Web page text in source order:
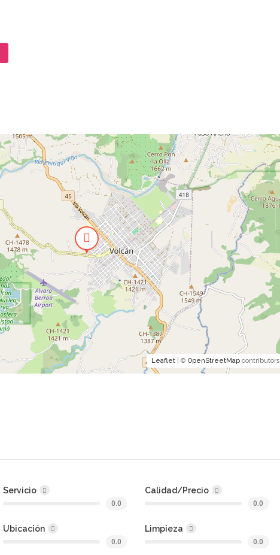
Leaflet| © OpenStreetMapcontributors
Servicio
0.0
Calidad/Precio
0.0
Ubicación
0.0
Limpieza
0.0